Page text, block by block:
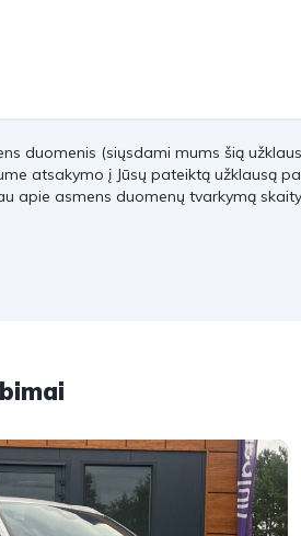
duomenis (siųsdami mums šią
atsakymo į Jūsų pateiktą užklausą
apie asmens duomenų tvarkymą